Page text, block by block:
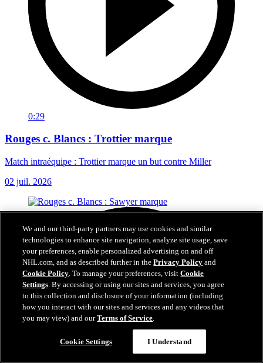
0:29
Rouges c. Blancs : Trottier marque
Match intraéquipe : Trottier marque un but contre Miller
02 juil. 2026
We and our third-party partners may use cookies and similar
technologies to enhance site navigation, analyze site usage, save
your preferences, enable personalized advertising on and off
NHL.com, and as described further in thePrivacy Policy and
Cookie Policy. To manage your preferences, visitCookie
Settings. By accessing or using our sites and services, you agree
to this collection and disclosure of your information (including
how you interact with our sites and services and any videos that
you may view) and ourTerms of Service.
Cookie Settings I Understand